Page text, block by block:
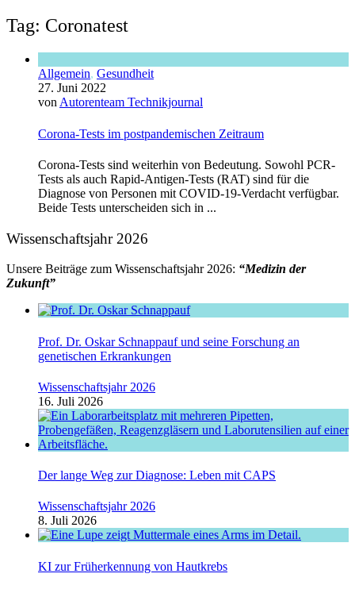
Tag: Coronatest
Allgemein, Gesundheit
27. Juni 2022
von Autorenteam Technikjournal
Corona-Tests im postpandemischen Zeitraum
Corona-Tests sind weiterhin von Bedeutung. Sowohl PCR-
Tests als auch Rapid-Antigen-Tests (RAT) sind für die
Diagnose von Personen mit COVID-19-Verdacht verfügbar.
Beide Tests unterscheiden sich in ...
Wissenschaftsjahr 2026
Unsere Beiträge zum Wissenschaftsjahr 2026: “Medizin der
Zukunft”
Prof. Dr. Oskar Schnappauf und seine Forschung an
genetischen Erkrankungen
Wissenschaftsjahr 2026
16. Juli 2026
Der lange Weg zur Diagnose: Leben mit CAPS
Wissenschaftsjahr 2026
8. Juli 2026
KI zur Früherkennung von Hautkrebs